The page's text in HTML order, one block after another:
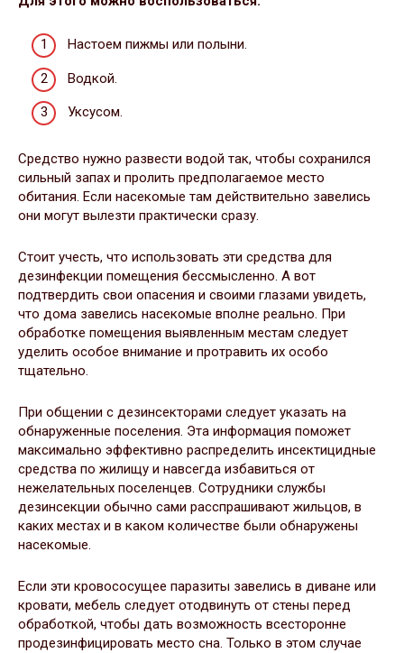
Настоем пижмы или полыни.
Водкой.
Уксусом.
Средство нужно развести водой так, чтобы сохранился
сильный запах и пролить предполагаемое место
обитания. Если насекомые там действительно завелись
они могут вылезти практически сразу.
Стоит учесть, что использовать эти средства для
дезинфекции помещения бессмысленно. А вот
подтвердить свои опасения и своими глазами увидеть,
что дома завелись насекомые вполне реально. При
обработке помещения выявленным местам следует
уделить особое внимание и протравить их особо
тщательно.
При общении с дезинсекторами следует указать на
обнаруженные поселения. Эта информация поможет
максимально эффективно распределить инсектицидные
средства по жилищу и навсегда избавиться от
нежелательных поселенцев. Сотрудники службы
дезинсекции обычно сами расспрашивают жильцов, в
каких местах и в каком количестве были обнаружены
насекомые.
Если эти кровососущее паразиты завелись в диване или
кровати, мебель следует отодвинуть от стены перед
обработкой, чтобы дать возможность всесторонне
продезинфицировать место сна. Только в этом случае